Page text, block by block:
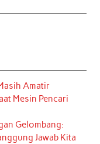
Amatir
Mesin Pencari
Gelombang:
Jawab Kita